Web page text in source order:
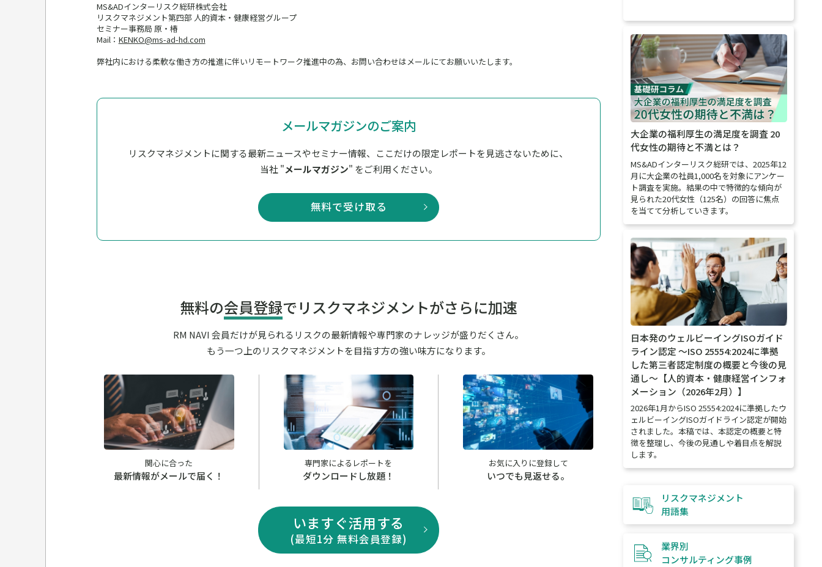
MS&ADインターリスク総研株式会社
リスクマネジメント第四部 人的資本・健康経営グループ
セミナー事務局 原・椿
Mail： KENKO@ms-ad-hd.com
弊社内における柔軟な働き方の推進に伴いリモートワーク推進中の為、お問い合わせはメールにてお願いいたします。
メールマガジンのご案内
リスクマネジメントに関する最新ニュースやセミナー情報、ここだけの限定レポートを見逃さないために、
当社 "メールマガジン" をご利用ください。
無料で受け取る
無料の会員登録でリスクマネジメントがさらに加速
RM NAVI 会員だけが見られるリスクの最新情報や専門家のナレッジが盛りだくさん。
もう一つ上のリスクマネジメントを目指す方の強い味方になります。
関心に合った
最新情報がメールで届く！
専門家によるレポートを
ダウンロードし放題！
お気に入りに登録して
いつでも見返せる。
いますぐ活用する
(最短1分 無料会員登録)
大企業の福利厚生の満足度を調査 20
代女性の期待と不満とは？
MS&ADインターリスク総研では、2025年12
月に大企業の社員1,000名を対象にアンケー
ト調査を実施。結果の中で特徴的な傾向が
見られた20代女性（125名）の回答に焦点
を当てて分析していきます。
日本発のウェルビーイングISOガイド
ライン認定 ～ISO 25554:2024に準拠
した第三者認定制度の概要と今後の見
通し～【人的資本・健康経営インフォ
メーション（2026年2月）】
2026年1月からISO 25554:2024に準拠したウ
ェルビーイングISOガイドライン認定が開始
されました。本稿では、本認定の概要と特
徴を整理し、今後の見通しや着目点を解説
します。
リスクマネジメント
用語集
業界別
コンサルティング事例